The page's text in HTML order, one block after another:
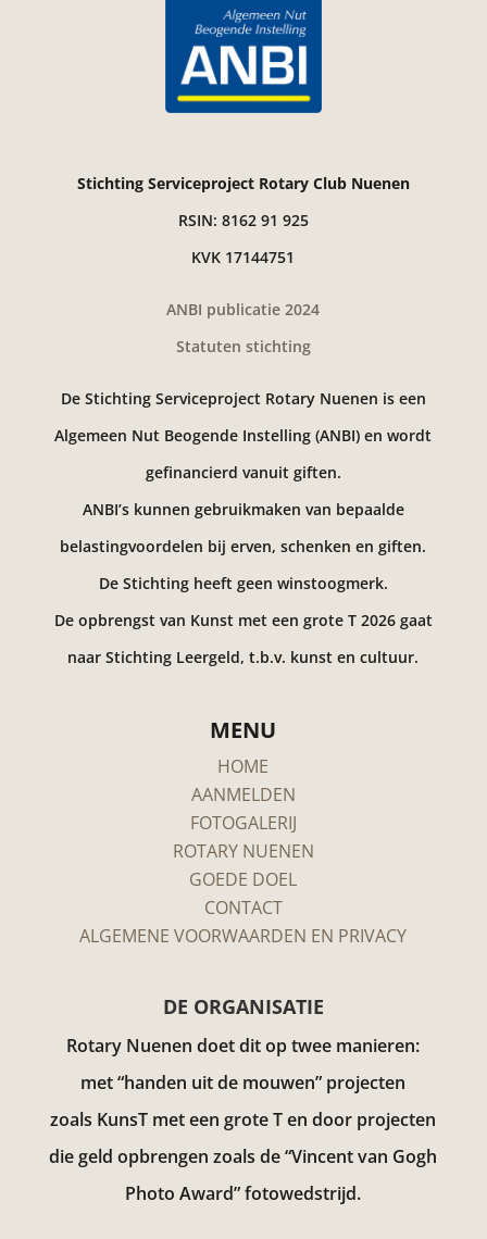
Stichting Serviceproject Rotary Club Nuenen
RSIN: 8162 91 925
KVK 17144751
ANBI publicatie 2024
Statuten stichting
De Stichting Serviceproject Rotary Nuenen is een
Algemeen Nut Beogende Instelling (ANBI) en wordt
gefinancierd vanuit giften.
ANBI’s kunnen gebruikmaken van bepaalde
belastingvoordelen bij erven, schenken en giften.
De Stichting heeft geen winstoogmerk.
De opbrengst van Kunst met een grote T 2026 gaat
naar Stichting Leergeld, t.b.v. kunst en cultuur.
MENU
HOME
AANMELDEN
FOTOGALERIJ
ROTARY NUENEN
GOEDE DOEL
CONTACT
ALGEMENE VOORWAARDEN EN PRIVACY
DE ORGANISATIE
Rotary Nuenen doet dit op twee manieren:
met “handen uit de mouwen” projecten
zoals KunsT met een grote T en door projecten
die geld opbrengen zoals de “Vincent van Gogh
Photo Award” fotowedstrijd.